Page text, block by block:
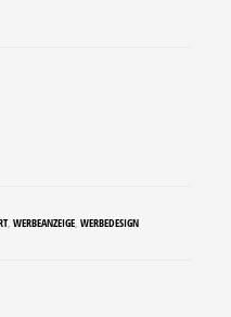
,WERBEANZEIGE,WERBEDESIGN